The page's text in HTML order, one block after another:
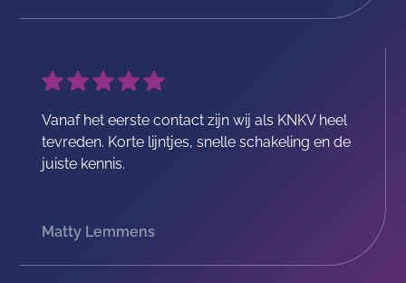
Vanaf het eerste contact zijn wij als KNKV heel
tevreden. Korte lijntjes, snelle schakeling en de
juiste kennis.
Matty Lemmens